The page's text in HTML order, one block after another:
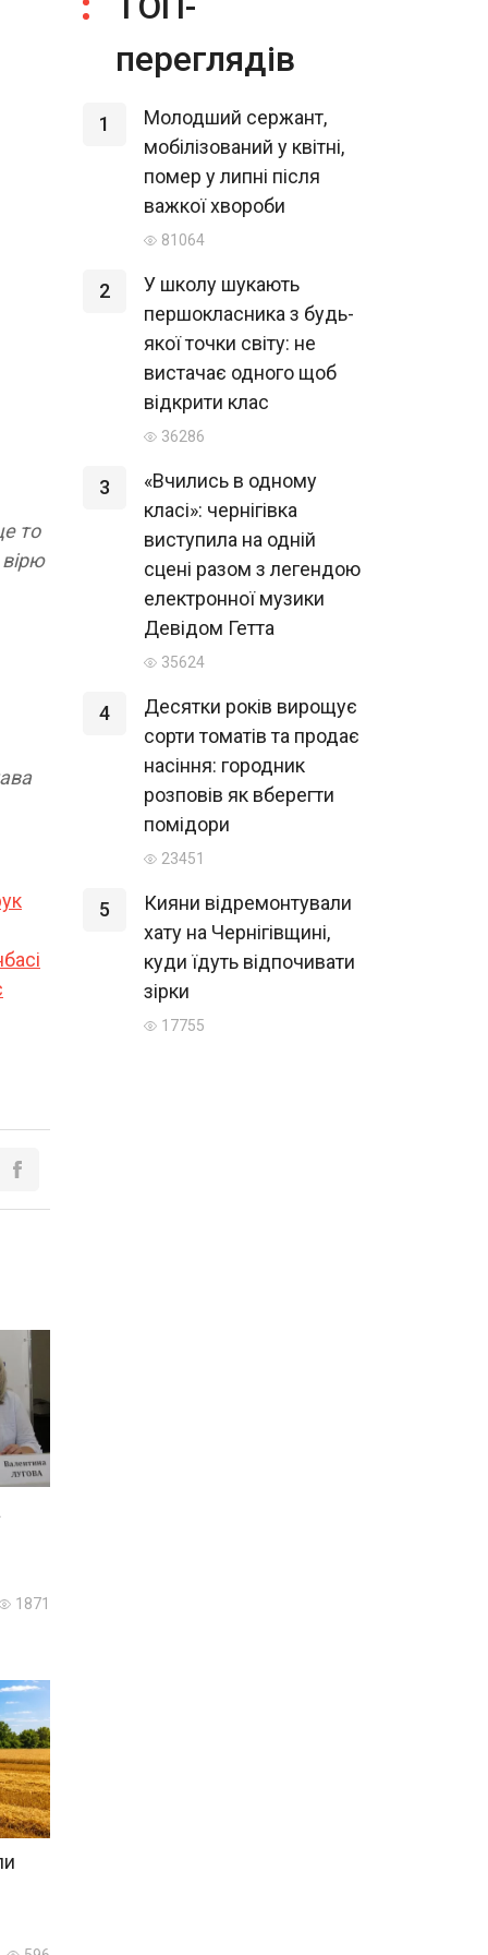
то
1871
переглядів
1
Молодший сержант,
мобілізований у квітні,
помер у липні після
важкої хвороби
81064
2
У школу шукають
першокласника з будь-
якої точки світу: не
вистачає одного щоб
відкрити клас
36286
3
«Вчились в одному
класі»: чернігівка
виступила на одній
сцені разом з легендою
електронної музики
Девідом Гетта
35624
4
Десятки років вирощує
сорти томатів та продає
насіння: городник
розповів як вберегти
помідори
23451
5
Кияни відремонтували
хату на Чернігівщині,
куди їдуть відпочивати
зірки
17755